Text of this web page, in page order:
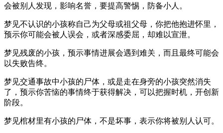
会被别人发现，影响名誉，要提高警惕，防备小人。
梦见不认识的小孩称自己为父母或祖父母，你把他抱进怀里，
预示你可能会被人误会，或者深感委屈，却难以宣泄。
梦见残废的小孩，预示事情进展会遇到难关，而且最终可能会
以失败告终。
梦见交通事故中小孩的尸体，或是走在身旁的小孩突然消失
了，预示你苦恼的事情终于获得解决，可以把握时机，开创新
阶段。
梦见棺材里有小孩的尸体，不是坏事，表示你将被别人认可。